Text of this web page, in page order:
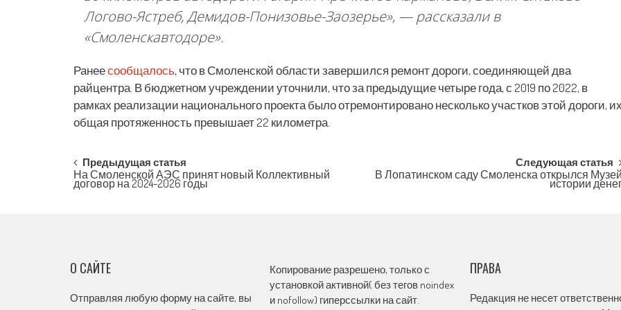
Логово-Ястреб, Демидов-Понизовье-Заозерье», — рассказали в
«Смоленскавтодоре».
Ранеесообщалось, что в Смоленской области завершился ремонт дороги, соединяющей два
райцентра. В бюджетном учреждении уточнили, что за предыдущие четыре года, с 2019 по 2022, в
рамках реализации национального проекта было отремонтировано несколько участков этой дороги, их
общая протяженность превышает 22 километра.
Post
navigation
Предыдущая статья
На Смоленской АЭС принят новый Коллективный
договор на 2024-2026 годы
Следующая статья
В Лопатинском саду Смоленска открылся Музей
истории
О САЙТЕ
Отправляя любую форму на сайте, вы
Копирование разрешено, только с
установкой активной( без тегов noindex
и nofollow) гиперссылки на сайт.
ПРАВА
Редакция не несет